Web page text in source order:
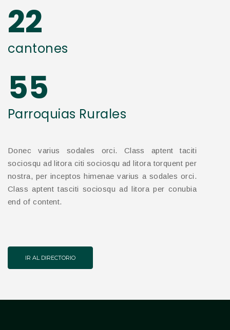
22
cantones
55
Parroquias Rurales
Donec varius sodales orci. Class aptent taciti
sociosqu ad litora citi sociosqu ad litora torquent per
nostra, per inceptos himenae varius a sodales orci.
Class aptent tasciti sociosqu ad litora per conubia
end of content.
IR AL DIRECTORIO